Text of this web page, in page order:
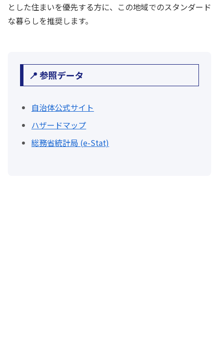
とした住まいを優先する方に、この地域でのスタンダード
な暮らしを推奨します。
📍 参照データ
自治体公式サイト
ハザードマップ
総務省統計局 (e-Stat)